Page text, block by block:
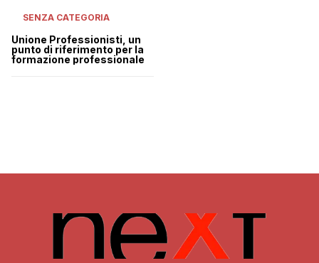
SENZA CATEGORIA
Unione Professionisti, un
punto di riferimento per la
formazione professionale